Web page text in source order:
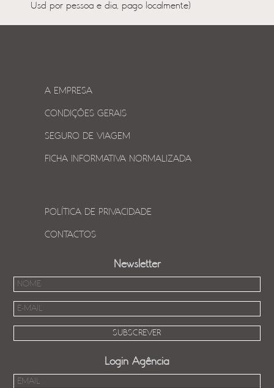
Usd por pessoa e dia, pago localmente)
A EMPRESA
CONDIÇÕES GERAIS
SEGURO DE VIAGEM
FICHA INFORMATIVA NORMALIZADA
POLÍTICA DE PRIVACIDADE
CONTACTOS
Newsletter
Login Agência